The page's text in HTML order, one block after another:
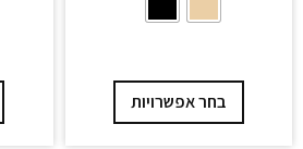
בחר אפשרויות